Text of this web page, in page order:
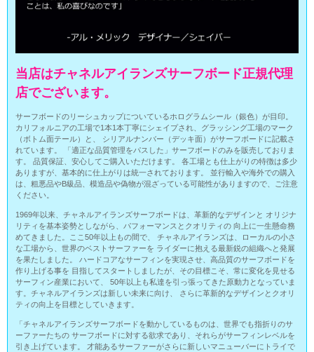
当店はチャネルアイランズサーフボード正規代理
店でございます。
サーフボードのリーシュカップについているホログラムシール（銀色）が目印。
カリフォルニアの工場で1本1本丁寧にシェイプされ、グラッシング工場のマーク
（ボトム面テール）と、 シリアルナンバー（デッキ面）がサーフボードに記載さ
れています。 「適正な品質管理をパスした」サーフボードのみを販売しておりま
す。 品質保証、安心してご購入いただけます。 各工場とも仕上がりの特徴は多少
ありますが、基本的に仕上がりは統一されております。 並行輸入や海外での購入
は、粗悪品やB級品、模造品や偽物が混ざっている可能性がありますので、ご注意
ください。
1969年以来、チャネルアイランズサーフボードは、革新的なデザインと オリジナ
リティを基本姿勢としながら、パフォーマンスとクオリティの 向上に一生懸命務
めてきました。ここ50年以上もの間で、 チャネルアイランズは、ローカルの小さ
な工場から、世界のベストサーファーを ライダーに抱える最新鋭の組織へと発展
を果たしました。 ハードコアなサーフィンを実現させ、高品質のサーフボードを
作り上げる事を 目指してスタートしましたが、その目標こそ、常に変化を見せる
サーフィン産業において、 50年以上も私達を引っ張ってきた原動力となっていま
す。チャネルアイランズは新しい未来に向け、 さらに革新的なデザインとクオリ
ティの向上を目標としていきます。
「チャネルアイランズサーフボードを動かしているものは、世界でも指折りのサ
ーファーたちの サーフボードに対する欲求であり、それらがサーフィンレベルを
引き上げています。 才能あるサーファーがさらに新しいマニューバーにトライで